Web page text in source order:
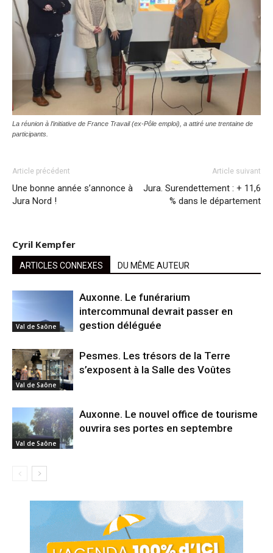
La réunion à l’initiative de France Travail (ex-Pôle emploi), a attiré une trentaine de
participants.
Article précédent
Une bonne année s’annonce à
Jura Nord !
Article suivant
Jura. Surendettement : + 11,6
% dans le département
Cyril Kempfer
ARTICLES CONNEXES DU MÊME AUTEUR
Val de Saône
Auxonne. Le funérarium
intercommunal devrait passer en
gestion déléguée
Val de Saône
Pesmes. Les trésors de la Terre
s’exposent à la Salle des Voûtes
Val de Saône
Auxonne. Le nouvel office de tourisme
ouvrira ses portes en septembre